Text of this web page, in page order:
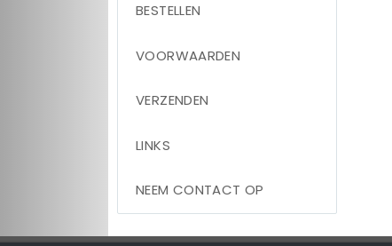
BESTELLEN
VOORWAARDEN
VERZENDEN
LINKS
NEEM CONTACT OP